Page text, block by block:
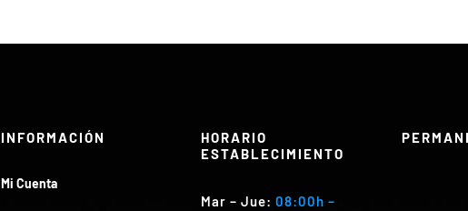
INFORMACIÓN
Mi Cuenta
HORARIO
ESTABLECIMIENTO
Mar – Jue:08:00h –